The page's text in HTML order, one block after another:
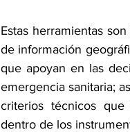
Estas herramientas
de información
que apoyan en las
emergencia sanitaria;
criterios técnicos que
dentro de los